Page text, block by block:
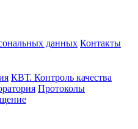
данных Контакты
КВТ. Контроль качества
Протоколы